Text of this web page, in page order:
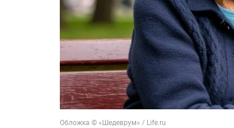
Обложка © «Шедеврум» / Life.ru